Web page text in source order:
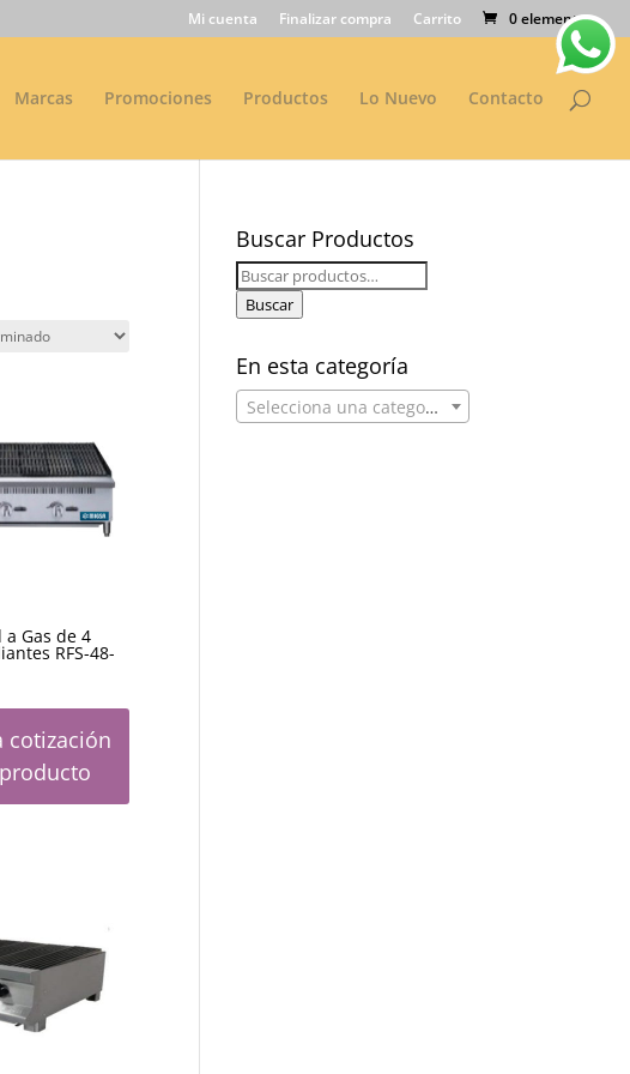
Mi cuenta Finalizar compra Carrito 0 elementos
Marcas Promociones Productos Lo Nuevo Contacto
Gas de 4
RFS-48-
cotización
Buscar Productos
Buscar
por:
Buscar
En esta categoría
Selecciona una categoría